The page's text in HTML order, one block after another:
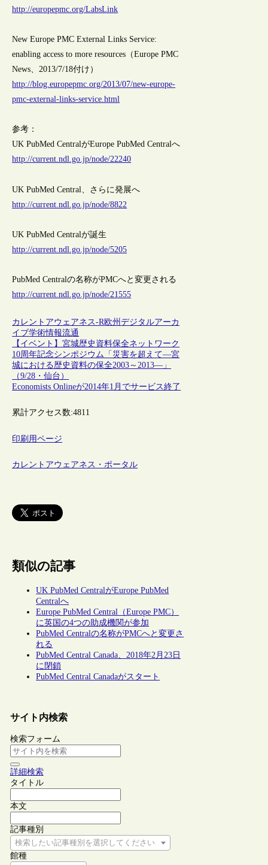
http://europepmc.org/LabsLink
New Europe PMC External Links Service:
enabling access to more resources（Europe PMC
News、2013/7/18付け）
http://blog.europepmc.org/2013/07/new-europe-
pmc-external-links-service.html
参考：
UK PubMed CentralがEurope PubMed Centralへ
http://current.ndl.go.jp/node/22240
UK PubMed Central、さらに発展へ
http://current.ndl.go.jp/node/8822
UK PubMed Centralが誕生
http://current.ndl.go.jp/node/5205
PubMed Centralの名称がPMCへと変更される
http://current.ndl.go.jp/node/21555
カレントアウェアネス-R欧州デジタルアーカ
イブ学術情報流通
【イベント】宮城歴史資料保全ネットワーク
10周年記念シンポジウム「災害を超えて―宮
城における歴史資料の保全2003～2013―」
（9/28・仙台）
Economists Onlineが2014年1月でサービス終了
累計アクセス数:4811
印刷用ページ
カレントアウェアネス・ポータル
類似の記事
UK PubMed CentralがEurope PubMed
Centralへ
Europe PubMed Central（Europe PMC）
に英国の4つの助成機関が参加
PubMed Centralの名称がPMCへと変更さ
れる
PubMed Central Canada、2018年2月23日
に閉鎖
PubMed Central Canadaがスタート
サイト内検索
検索フォーム
詳細検索
タイトル
本文
記事種別
検索したい記事種別を選択してください
館種